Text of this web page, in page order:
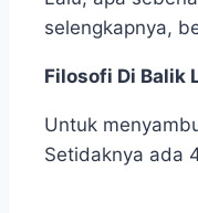
selengkapnya,
Filosofi Di Balik
Untuk
Setidaknya ada